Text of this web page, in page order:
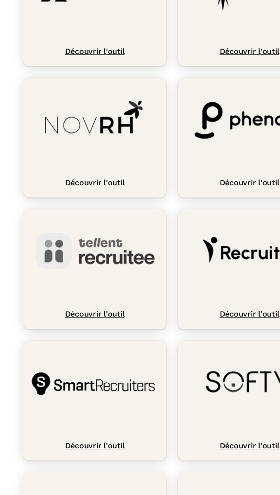
Découvrir l'outil Découvrir l'outil
Découvrir l'outil Découvrir l'outil
Découvrir l'outil Découvrir l'outil
Découvrir l'outil Découvrir l'outil